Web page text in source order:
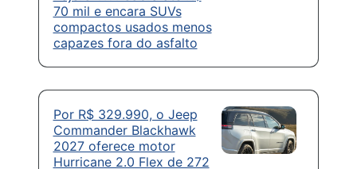
70 mil e encara SUVs
compactos usados menos
capazes fora do asfalto
Por R$ 329.990, o Jeep
Commander Blackhawk
2027 oferece motor
Hurricane 2.0 Flex de 272